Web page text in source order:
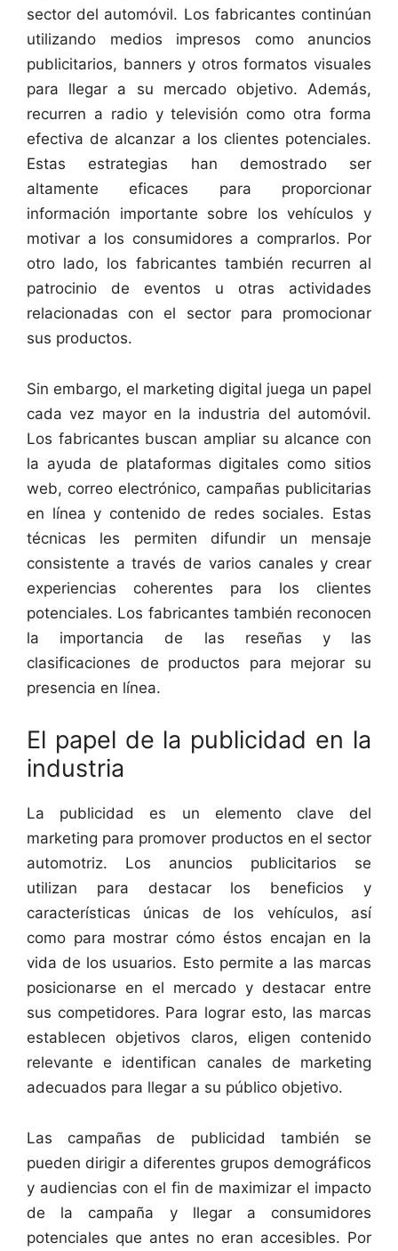
sector del automóvil. Los fabricantes continúan
utilizando medios impresos como anuncios
publicitarios, banners y otros formatos visuales
para llegar a su mercado objetivo. Además,
recurren a radio y televisión como otra forma
efectiva de alcanzar a los clientes potenciales.
Estas estrategias han demostrado ser
altamente eficaces para proporcionar
información importante sobre los vehículos y
motivar a los consumidores a comprarlos. Por
otro lado, los fabricantes también recurren al
patrocinio de eventos u otras actividades
relacionadas con el sector para promocionar
sus productos.
Sin embargo, el marketing digital juega un papel
cada vez mayor en la industria del automóvil.
Los fabricantes buscan ampliar su alcance con
la ayuda de plataformas digitales como sitios
web, correo electrónico, campañas publicitarias
en línea y contenido de redes sociales. Estas
técnicas les permiten difundir un mensaje
consistente a través de varios canales y crear
experiencias coherentes para los clientes
potenciales. Los fabricantes también reconocen
la importancia de las reseñas y las
clasificaciones de productos para mejorar su
presencia en línea.
El papel de la publicidad en la
industria
La publicidad es un elemento clave del
marketing para promover productos en el sector
automotriz. Los anuncios publicitarios se
utilizan para destacar los beneficios y
características únicas de los vehículos, así
como para mostrar cómo éstos encajan en la
vida de los usuarios. Esto permite a las marcas
posicionarse en el mercado y destacar entre
sus competidores. Para lograr esto, las marcas
establecen objetivos claros, eligen contenido
relevante e identifican canales de marketing
adecuados para llegar a su público objetivo.
Las campañas de publicidad también se
pueden dirigir a diferentes grupos demográficos
y audiencias con el fin de maximizar el impacto
de la campaña y llegar a consumidores
potenciales que antes no eran accesibles. Por